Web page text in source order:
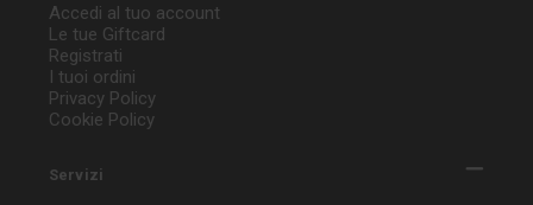
Accedi al tuo account
Le tue Giftcard
Registrati
I tuoi ordini
Privacy Policy
Cookie Policy
Servizi